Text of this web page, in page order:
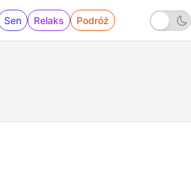
Sen Relaks Podróż